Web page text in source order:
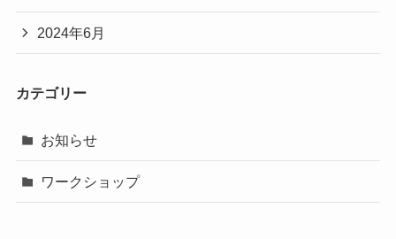
2024年6月
カテゴリー
お知らせ
ワークショップ